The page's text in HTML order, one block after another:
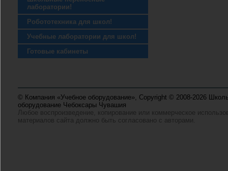
лаборатории!
Робототехника для школ!
Учебные лаборатории для школ!
Готовые кабинеты
© Компания «Учебное оборудование», Copyright © 2008-2026
оборудование Чебоксары Чувашия
Любое воспроизведение, копирование или коммерческое
материалов сайта должно быть согласовано с авторами.